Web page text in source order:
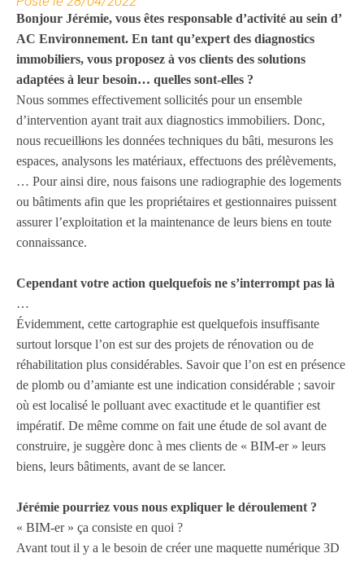
Bonjour Jérémie, vous êtes responsable d’activité au sein d’
AC Environnement. En tant qu’expert des diagnostics
immobiliers, vous proposez à vos clients des solutions
adaptées à leur besoin… quelles sont-elles ?
Nous sommes effectivement sollicités pourun ensemble
d’intervention ayant trait aux diagnostics immobiliers. Donc,
nous recueillions les données techniques du bâti, mesurons les
espaces, analysons les matériaux, effectuons des prélèvements,
… Pour ainsi dire, nous faisons une radiographie des logements
ou bâtiments afin que les propriétaires et gestionnaires puissent
assurer l’exploitation et la maintenance de leurs biens en toute
connaissance.
Cependant votre action quelquefois ne s’interrompt pas là
…
Évidemment, cette cartographie est quelquefois insuffisante
surtout lorsque l’on est sur des projets de rénovation ou de
réhabilitation plus considérables. Savoirque l’on est en présence
de plomb ou d’amiante est une indication considérable ; savoir
où est localisé le polluant avec exactitude et le quantifier est
impératif. De même comme on fait une étude de sol avant de
construire, je suggère donc à mes clients de « BIM-er » leurs
biens, leurs bâtiments, avant de se lancer.
Jérémie pourriez vous nous expliquer le déroulement ?
« BIM-er » ça consiste en quoi ?
Avant tout il y a le besoin de créer une maquette numérique 3D